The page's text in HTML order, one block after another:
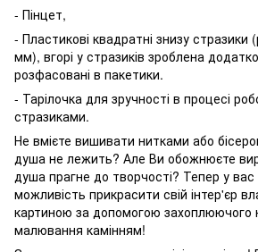
- Пінцет,
- Пластикові квадратні знизу стразики
мм), вгорі у стразиків зроблена
розфасовані в пакетики.
- Тарілочка для зручності в процесі
стразиками.
Не вмієте вишивати нитками або
душа не лежить? Але Ви обожнюєте
душа прагне до творчості? Тепер у вас
можливість прикрасити свій інтер'єр
картиною за допомогою захоплюючого
малювання камінням!